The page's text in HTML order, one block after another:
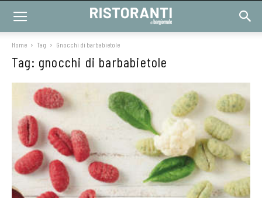
Home Tag Gnocchi di barbabietole
Tag: gnocchi di barbabietole